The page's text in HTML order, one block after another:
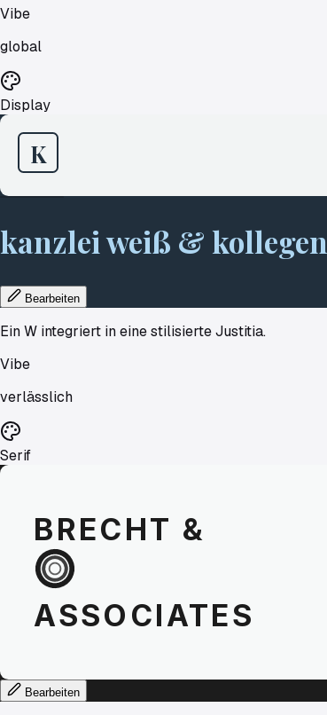
Vibe
global
Display
K
kanzleiweiß & kollegen
Bearbeiten
Ein W integriert in eine stilisierte Justitia.
Vibe
verlässlich
Serif
BRECHT &
ASSOCIATES
Bearbeiten